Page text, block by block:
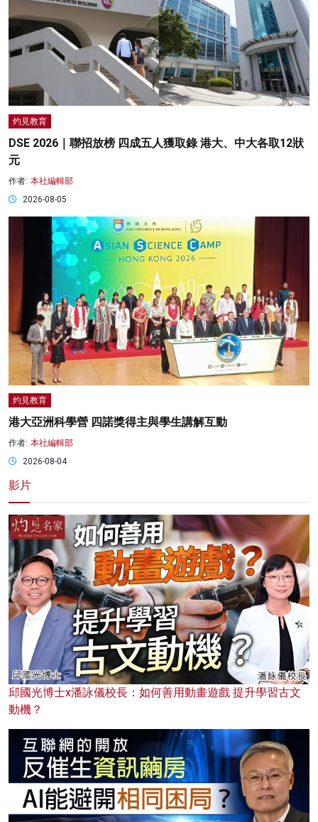
灼見教育
DSE 2026｜聯招放榜 四成五人獲取錄 港大、中大各取12狀
元
作者: 本社編輯部
2026-08-05
灼見教育
港大亞洲科學營 四諾獎得主與學生講解互動
作者: 本社編輯部
2026-08-04
影片
邱國光博士x潘詠儀校長：如何善用動畫遊戲 提升學習古文
動機？